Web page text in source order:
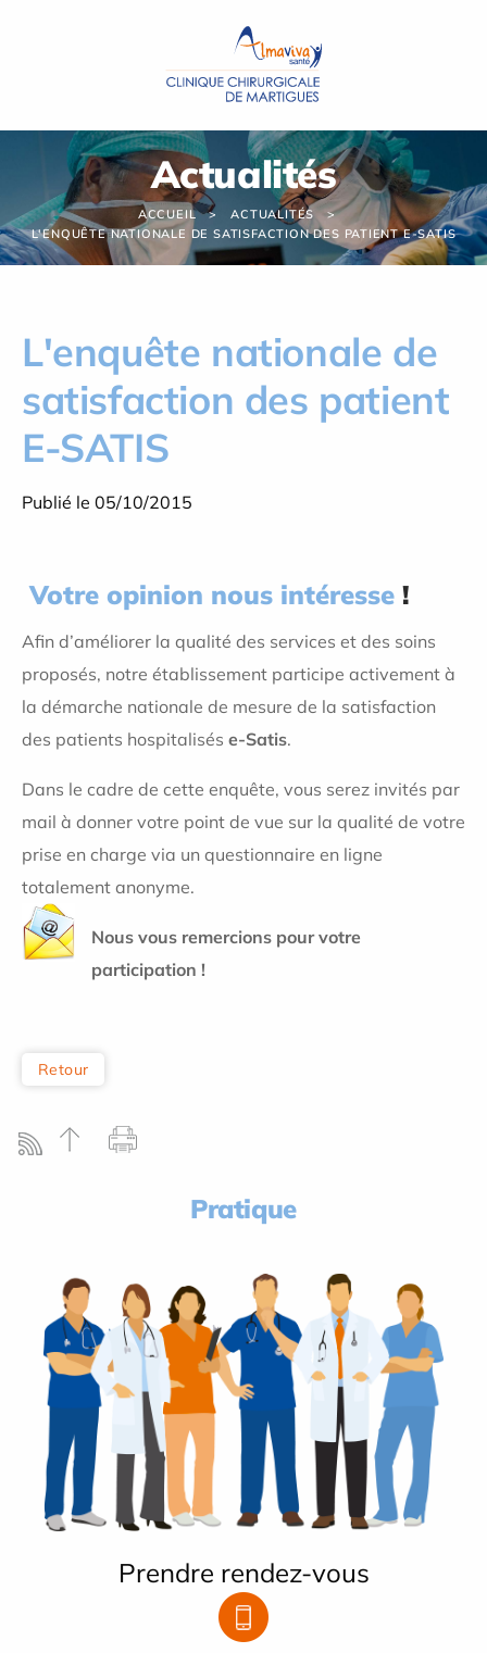
Actualités
ACCUEIL
ACTUALITÉS
L'ENQUÊTE NATIONALE DE SATISFACTION DES PATIENT E-SATIS
L'enquête nationale de
satisfaction des patient
E-SATIS
Publié le 05/10/2015
Votre opinion nous intéresse !
Afin d’améliorer la qualité des services et des soins
proposés, notre établissement participe activement à
la démarche nationale de mesure de la satisfaction
des patients hospitalisés e-Satis.
Dans le cadre de cette enquête, vous serez invités par
mail à donner votre point de vue sur la qualité de votre
prise en charge via un questionnaire en ligne
totalement anonyme.
Nous vous remercions pour votre
participation !
Retour
Pratique
Prendre rendez-vous